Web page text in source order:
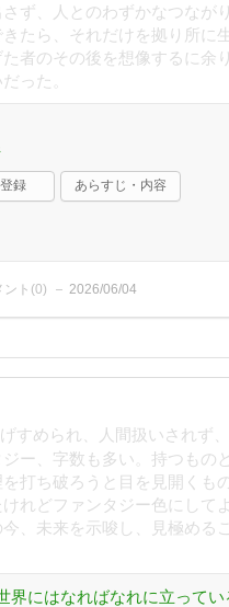
ず、人とのわずかなつなが
たら、それだけを拠り所に
者のその後を想像するに余
った。
録 あらすじ・内容
ント(0) 2026/06/04
すめられ、人間扱いされず
ー、字数も多い。持つもの
打ち破ろうと目を見開くも
れどファンタジー色にして
、未来を示唆し、見極め
界にはなればなれに立ってい